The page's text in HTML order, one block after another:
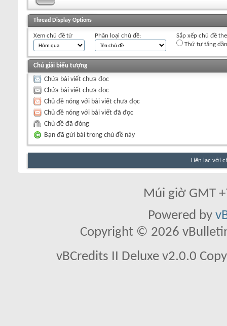
+Viết chủ đề mới
Thread Display Options
Xem chủ đề từ Phân loại chủ đề:
Sắp xếp chủ đề
Thứ tự tăng dần
Chú giải biểu tượng
Chứa bài viết chưa đọc
Chứa bài viết chưa đọc
Chủ đề nóng với bài viết chưa đọc
Chủ đề nóng với bài viết đã đọc
Chủ đề đã đóng
Bạn đã gửi bài trong chủ đề này
Liên lạc với
Múi giờ GMT
Powered by
Copyright © 2026
vBCredits II Deluxe v2.0.0